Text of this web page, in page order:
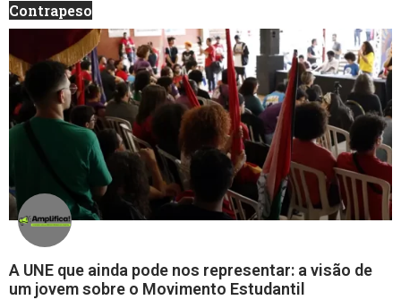
Contrapeso
A UNE que ainda pode nos representar: a visão de
um jovem sobre o Movimento Estudantil